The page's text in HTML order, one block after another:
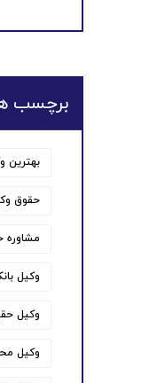
برچسب
بهترین
حقوق
مشاوره
وکیل
وکیل
وکیل